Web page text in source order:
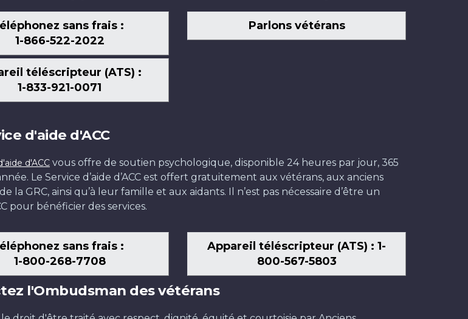
sans frais :
1-866-522-2022
téléscripteur (ATS) :
1-833-921-0071
Parlons vétérans
d'aide d'ACC
d'ACC vous offre de soutien psychologique, disponible 24 heures par jour, 365
Le Service d’aide d’ACC est offert gratuitement aux vétérans, aux anciens
la GRC, ainsi qu’à leur famille et aux aidants. Il n’est pas nécessaire d’être un
pour bénéficier des services.
sans frais :
1-800-268-7708
Appareil téléscripteur (ATS) : 1-
800-567-5803
l'Ombudsman des vétérans